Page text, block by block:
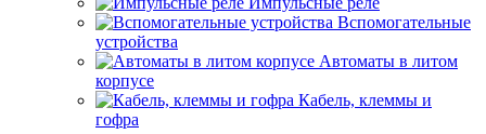
Вспомогательные
устройства
Автоматы в литом
корпусе
Кабель, клеммы и
гофра